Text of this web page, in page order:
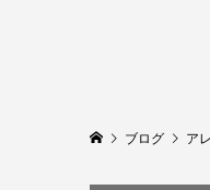
ブログ ア